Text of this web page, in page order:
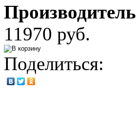
Производитель
11970 руб.
Поделиться: